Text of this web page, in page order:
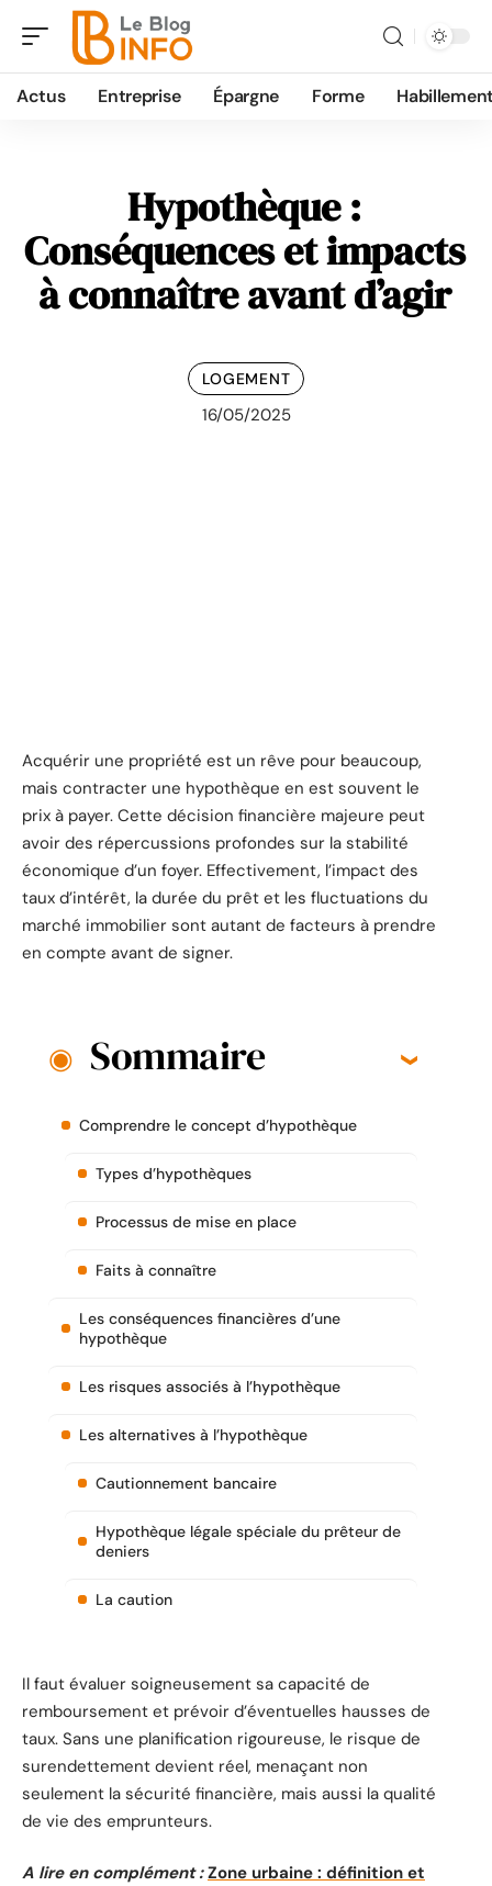
Actus Entreprise Épargne Forme
Hypothèque :
Conséquences et impacts
à connaître avant d’agir
LOGEMENT
16/05/2025
Acquérir une propriété est un rêve pour beaucoup,
mais contracter une hypothèque en est souvent le
prix à payer. Cette décision financière majeure peut
avoir des répercussions profondes sur la stabilité
économique d’un foyer. Effectivement, l’impact des
taux d’intérêt, la durée du prêt et les fluctuations du
marché immobilier sont autant de facteurs à prendre
en compte avant de signer.
Sommaire
Comprendre le concept d’hypothèque
Types d’hypothèques
Processus de mise en place
Faits à connaître
Les conséquences financières d’une
hypothèque
Les risques associés à l’hypothèque
Les alternatives à l’hypothèque
Cautionnement bancaire
Hypothèque légale spéciale du prêteur de
deniers
La caution
Il faut évaluer soigneusement sa capacité de
remboursement et prévoir d’éventuelles hausses de
taux. Sans une planification rigoureuse, le risque de
surendettement devient réel, menaçant non
seulement la sécurité financière, mais aussi la qualité
de vie des emprunteurs.
A lire en complément : Zone urbaine : définition et